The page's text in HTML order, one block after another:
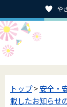
や
トップ>安全・
載したお知らせ